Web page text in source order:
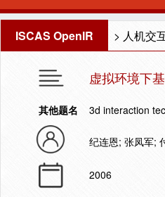
ISCAS OpenIR > 人机交
虚拟环境下
其他题名 3d interaction
纪连恩; 张凤军;
2006